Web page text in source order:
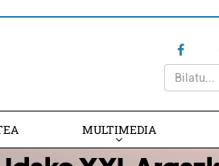
MULTIMEDIA